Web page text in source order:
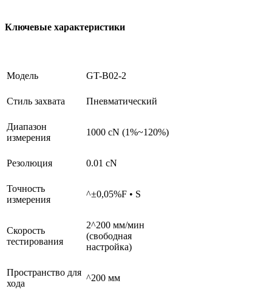
Ключевые характеристики
Модель GT-B02-2
Стиль захвата Пневматический
Диапазон
измерения
1000 cN (1%~120%)
Резолюция 0.01 cN
Точность
измерения
^±0,05%F • S
Скорость
тестирования
2^200 мм/мин
(свободная
настройка)
Пространство для
хода
^200 мм